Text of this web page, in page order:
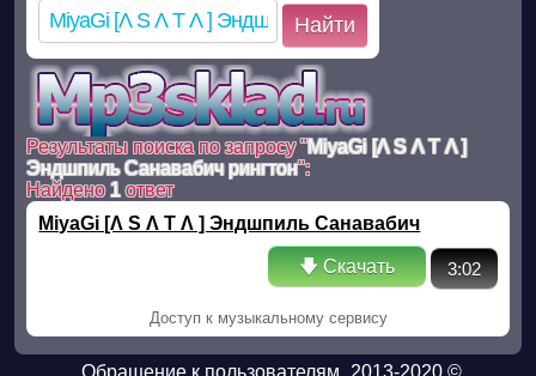
Найти
Результаты поиска по запросу "MiyaGi [Λ S Λ T Λ ]
Эндшпиль Санавабич рингтон":
Найдено1ответ
MiyaGi [Λ S Λ T Λ ] Эндшпиль Санавабич
🡇 Скачать
3:02
Доступ к музыкальному сервису
Обращение к пользователям
2013-2020 ©